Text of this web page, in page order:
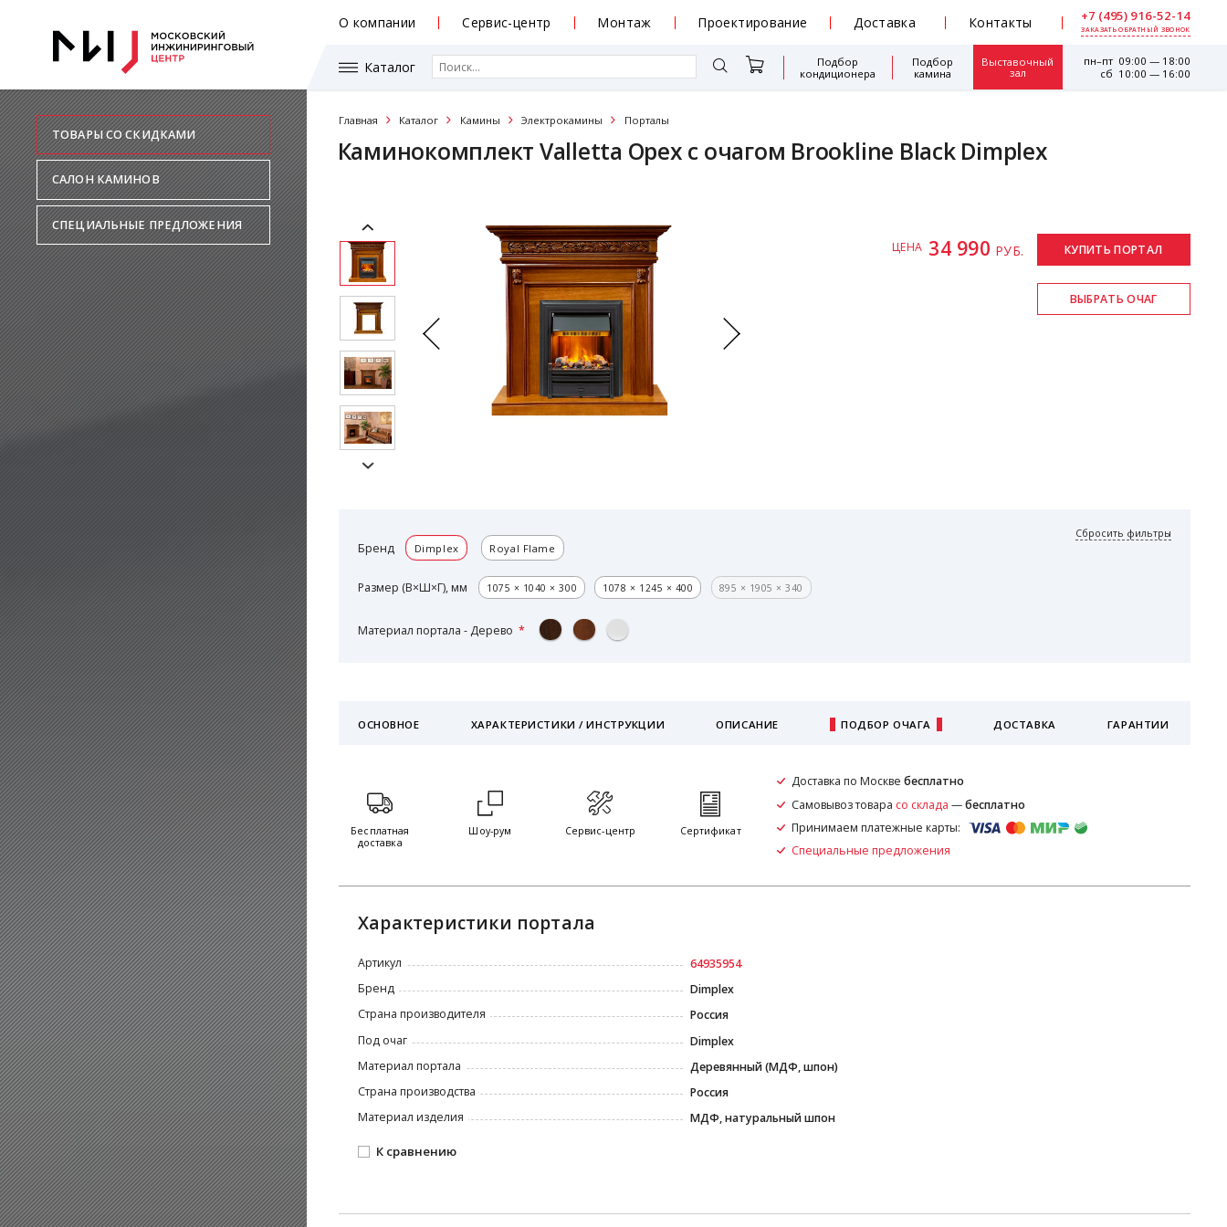
О компании Сервис-центр Монтаж Проектирование Доставка Контакты +7 (495) 916-52-14
ЗАКАЗАТЬ ОБРАТНЫЙ ЗВОНОК
Каталог
Подбор
кондиционера
Подбор
камина
Выставочный
зал
пн–пт 09:00 — 18:00
сб 10:00 — 16:00
ТОВАРЫ СО СКИДКАМИ
САЛОН КАМИНОВ
СПЕЦИАЛЬНЫЕ ПРЕДЛОЖЕНИЯ
Главная Каталог Камины Электрокамины Порталы
Каминокомплект Valletta Орех с очагом Brookline Black Dimplex
ЦЕНА 34 990 РУБ.
Бренд Dimplex Royal Flame
Размер (В×Ш×Г), мм 1075 × 1040 × 300 1078 × 1245 × 400 895 × 1905 × 340
Материал портала - Дерево
Сбросить фильтры
ОСНОВНОЕ ХАРАКТЕРИСТИКИ / ИНСТРУКЦИИ ОПИСАНИЕ ПОДБОР ОЧАГА ДОСТАВКА ГАРАНТИИ
Бесплатная
доставка
Шоу-рум Сервис-центр Сертификат
Доставка по Москве бесплатно
Самовывоз товара со склада —бесплатно
Принимаем платежные карты:
Специальные предложения
Характеристики портала
Артикул
64935954
Бренд
Dimplex
Страна производителя
Россия
Под очаг
Dimplex
Материал портала
Деревянный (МДФ, шпон)
Страна производства
Россия
Материал изделия
МДФ, натуральный шпон
К сравнению